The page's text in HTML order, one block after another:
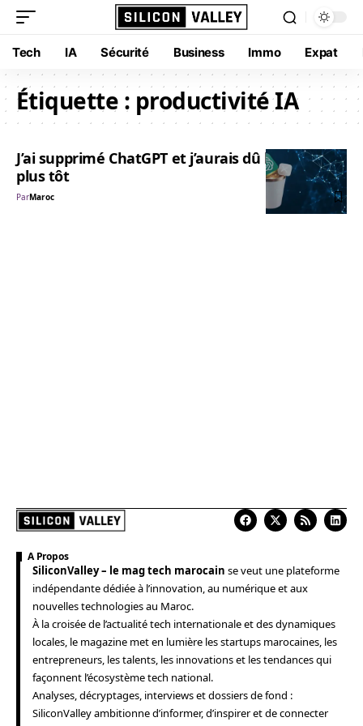
Tech IA Sécurité Business Immo Expat
Étiquette : productivité IA
J’ai supprimé ChatGPT et j’aurais dû le faire bien
plus tôt
ParMaroc
A Propos
SiliconValley – le mag tech marocain se veut une plateforme
indépendante dédiée à l’innovation, au numérique et aux
nouvelles technologies au Maroc.
À la croisée de l’actualité tech internationale et des dynamiques
locales, le magazine met en lumière les startups marocaines, les
entrepreneurs, les talents, les innovations et les tendances qui
façonnent l’écosystème tech national.
Analyses, décryptages, interviews et dossiers de fond :
SiliconValley ambitionne d’informer, d’inspirer et de connecter